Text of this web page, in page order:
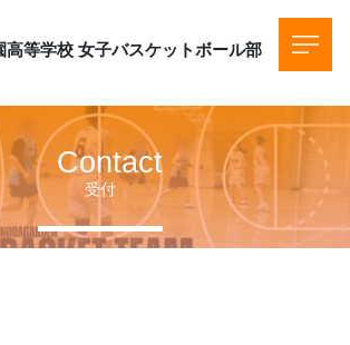
高等学校 女子バスケットボール部
受付
Contact